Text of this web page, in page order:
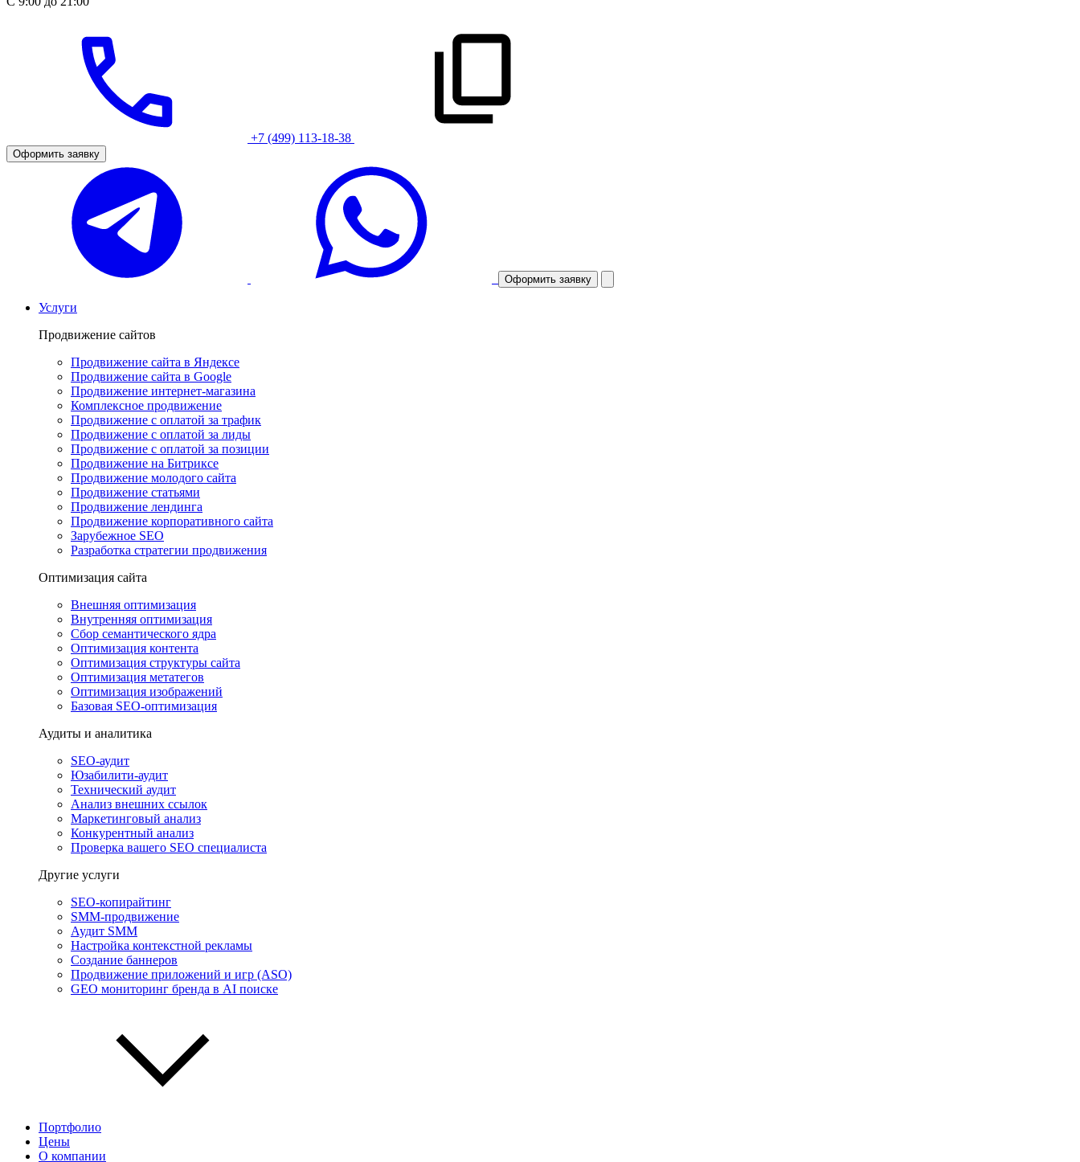
+7 (499) 113-18-38
Оформить заявку
Оформить заявку
Услуги
Продвижение сайтов
Продвижение сайта в Яндексе
Продвижение сайта в Google
Продвижение интернет-магазина
Комплексное продвижение
Продвижение с оплатой за трафик
Продвижение с оплатой за лиды
Продвижение с оплатой за позиции
Продвижение на Битриксе
Продвижение молодого сайта
Продвижение статьями
Продвижение лендинга
Продвижение корпоративного сайта
Зарубежное SEO
Разработка стратегии продвижения
Оптимизация сайта
Внешняя оптимизация
Внутренняя оптимизация
Сбор семантического ядра
Оптимизация контента
Оптимизация структуры сайта
Оптимизация метатегов
Оптимизация изображений
Базовая SEO-оптимизация
Аудиты и аналитика
SEO-аудит
Юзабилити-аудит
Технический аудит
Анализ внешних ссылок
Маркетинговый анализ
Конкурентный анализ
Проверка вашего SEO специалиста
Другие услуги
SEO-копирайтинг
SMM-продвижение
Аудит SMM
Настройка контекстной рекламы
Создание баннеров
Продвижение приложений и игр (ASO)
GEO мониторинг бренда в AI поиске
Портфолио
Цены
О компании